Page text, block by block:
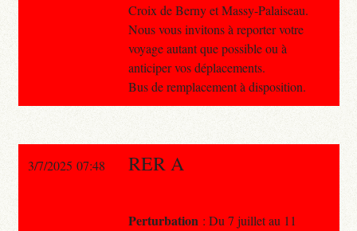
Croix de Berny et Massy-Palaiseau.
Nous vous invitons à reporter votre
voyage autant que possible ou à
anticiper vos déplacements.
Bus de remplacement à disposition.
3/7/2025 07:48 RER A
Perturbation : Du 7 juillet au 11